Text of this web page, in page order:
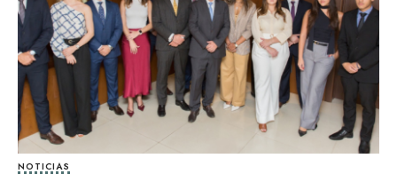
NOTICIAS